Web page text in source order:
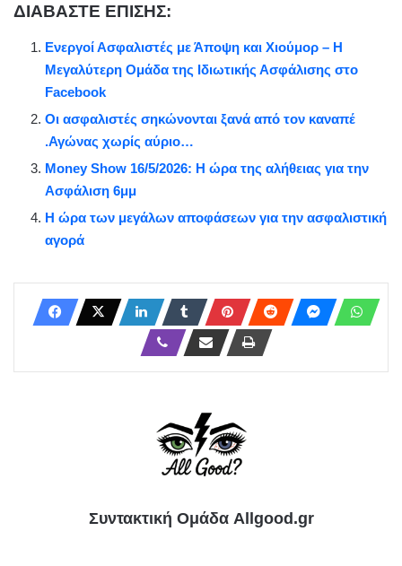
ΔΙΑΒΑΣΤΕ ΕΠΙΣΗΣ:
Ενεργοί Ασφαλιστές με Άποψη και Χιούμορ – Η
Μεγαλύτερη Ομάδα της Ιδιωτικής Ασφάλισης στο
Facebook
Οι ασφαλιστές σηκώνονται ξανά από τον καναπέ
.Αγώνας χωρίς αύριο…
Money Show 16/5/2026: Η ώρα της αλήθειας για την
Ασφάλιση 6μμ
Η ώρα των μεγάλων αποφάσεων για την ασφαλιστική
αγορά
Συντακτική Ομάδα Allgood.gr